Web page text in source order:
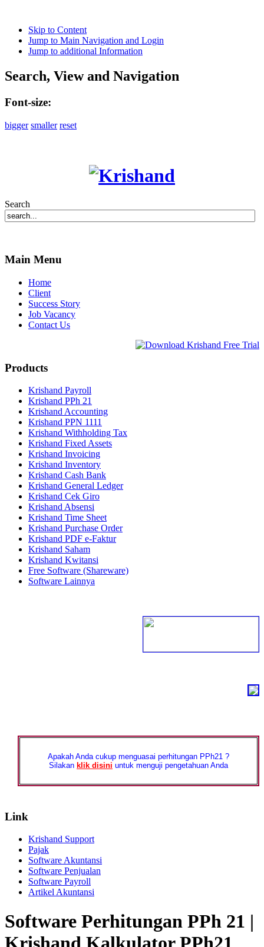
Skip to Content
Jump to Main Navigation and Login
Jump to additional Information
Search, View and Navigation
Font-size:
bigger smaller reset
Search
Main Menu
Home
Client
Success Story
Job Vacancy
Contact Us
Products
Krishand Payroll
Krishand PPh 21
Krishand Accounting
Krishand PPN 1111
Krishand Withholding Tax
Krishand Fixed Assets
Krishand Invoicing
Krishand Inventory
Krishand Cash Bank
Krishand General Ledger
Krishand Cek Giro
Krishand Absensi
Krishand Time Sheet
Krishand Purchase Order
Krishand PDF e-Faktur
Krishand Saham
Krishand Kwitansi
Free Software (Shareware)
Software Lainnya
Apakah Anda cukup menguasai perhitungan PPh21 ?
Silakan klik disini untuk menguji pengetahuan Anda
Link
Krishand Support
Pajak
Software Akuntansi
Software Penjualan
Software Payroll
Artikel Akuntansi
Software Perhitungan PPh 21 |